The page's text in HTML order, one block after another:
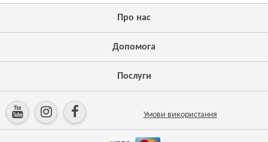
Про нас
Допомога
Послуги
Умови використання